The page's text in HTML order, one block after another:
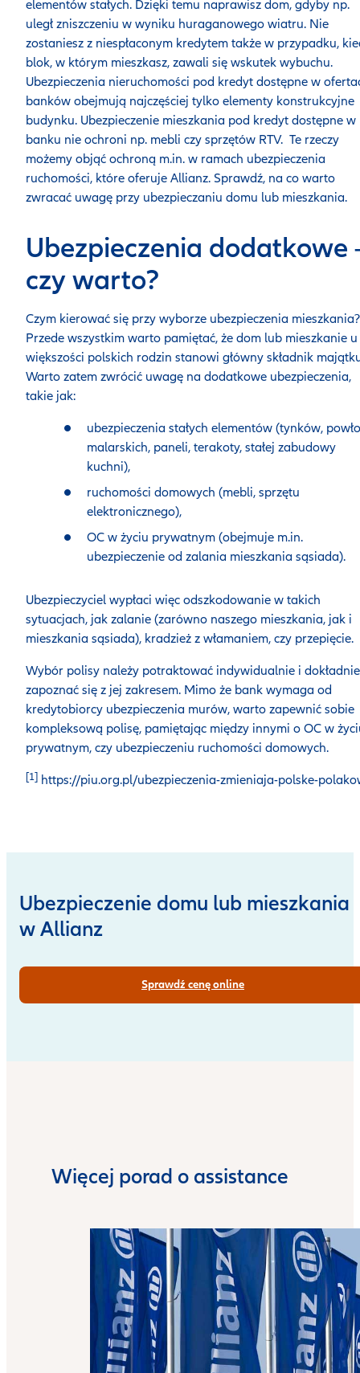
elementów stałych. Dzięki temu naprawisz dom, gdyby np.
uległ zniszczeniu w wyniku huraganowego wiatru. Nie
zostaniesz z niespłaconym kredytem także w przypadku,
blok, w którym mieszkasz, zawali się wskutek wybuchu.
Ubezpieczenia nieruchomości pod kredyt dostępne w
banków obejmują najczęściej tylko elementy konstrukcyjne
budynku. Ubezpieczenie mieszkania pod kredyt dostępne w
banku nie ochroni np. mebli czy sprzętów RTV. Te rzeczy
możemy objąć ochroną m.in. w ramach ubezpieczenia
ruchomości, które oferuje Allianz. Sprawdź, na co warto
zwracać uwagę przy ubezpieczaniu domu lub mieszkania.
Ubezpieczenia dodatkowe
czy warto?
Czym kierować się przy wyborze ubezpieczenia mieszkania?
Przede wszystkim warto pamiętać, że dom lub mieszkanie u
większości polskich rodzin stanowi główny składnik
Warto zatem zwrócić uwagę na dodatkowe ubezpieczenia,
takie jak:
ubezpieczenia stałych elementów (tynków,
malarskich, paneli, terakoty, stałej zabudowy
kuchni),
ruchomości domowych (mebli, sprzętu
elektronicznego),
OC w życiu prywatnym (obejmuje m.in.
ubezpieczenie od zalania mieszkania sąsiada).
Ubezpieczyciel wypłaci więc odszkodowanie w takich
sytuacjach, jak zalanie (zarówno naszego mieszkania, jak i
mieszkania sąsiada), kradzież z włamaniem, czy przepięcie.
Wybór polisy należy potraktować indywidualnie i dokładnie
zapoznać się z jej zakresem. Mimo że bank wymaga od
kredytobiorcy ubezpieczenia murów, warto zapewnić sobie
kompleksową polisę, pamiętając między innymi o OC w
prywatnym, czy ubezpieczeniu ruchomości domowych.
[1] https://piu.org.pl/ubezpieczenia-zmieniaja-polske-
Ubezpieczenie domu lub mieszkania
w Allianz
Sprawdź cenę online
Więcej porad o assistance